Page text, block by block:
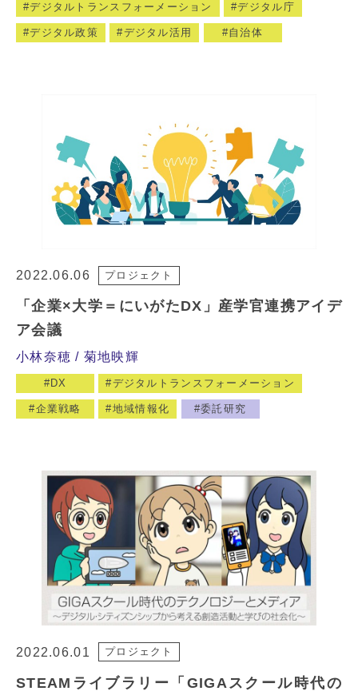
デジタルトランスフォーメーション デジタル庁
デジタル政策 デジタル活用 自治体
2022.06.06 プロジェクト
「企業×大学＝にいがたDX」産学官連携アイデ
ア会議
小林奈穂 菊地映輝
DX デジタルトランスフォーメーション
企業戦略 地域情報化 委託研究
2022.06.01 プロジェクト
STEAMライブラリー「GIGAスクール時代の